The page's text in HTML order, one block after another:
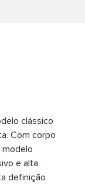
clássico
Com corpo
e alta
definição